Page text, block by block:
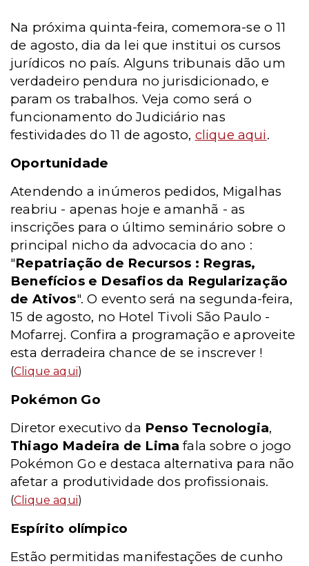
Na próxima quinta-feira, comemora-se o 11
de agosto, dia da lei que institui os cursos
jurídicos no país. Alguns tribunais dão um
verdadeiro pendura no jurisdicionado, e
param os trabalhos. Veja como será o
funcionamento do Judiciário nas
festividades do 11 de agosto, clique aqui.
Oportunidade
Atendendo a inúmeros pedidos, Migalhas
reabriu - apenas hoje e amanhã - as
inscrições para o último seminário sobre o
principal nicho da advocacia do ano :
"Repatriação de Recursos : Regras,
Benefícios e Desafios da Regularização
de Ativos". O evento será na segunda-feira,
15 de agosto, no Hotel Tivoli São Paulo -
Mofarrej. Confira a programação e aproveite
esta derradeira chance de se inscrever !
(Clique aqui)
Pokémon Go
Diretor executivo da Penso Tecnologia,
Thiago Madeira de Lima fala sobre o jogo
Pokémon Go e destaca alternativa para não
afetar a produtividade dos profissionais.
(Clique aqui)
Espírito olímpico
Estão permitidas manifestações de cunho